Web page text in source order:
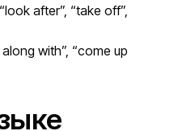
after”, “take off”,
with”, “come up